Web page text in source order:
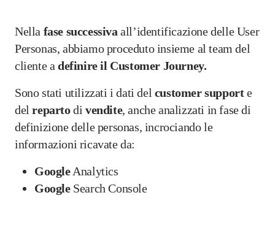
Nella fase successiva all’identificazione delle User
Personas, abbiamo proceduto insieme al team del
cliente a definire il Customer Journey.
Sono stati utilizzati i dati del customer supporte
delrepartodivendite, anche analizzati in fase di
definizione delle personas, incrociando le
informazioni ricavate da:
GoogleAnalytics
GoogleSearch Console